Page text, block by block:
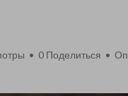
• 0 Поделиться •